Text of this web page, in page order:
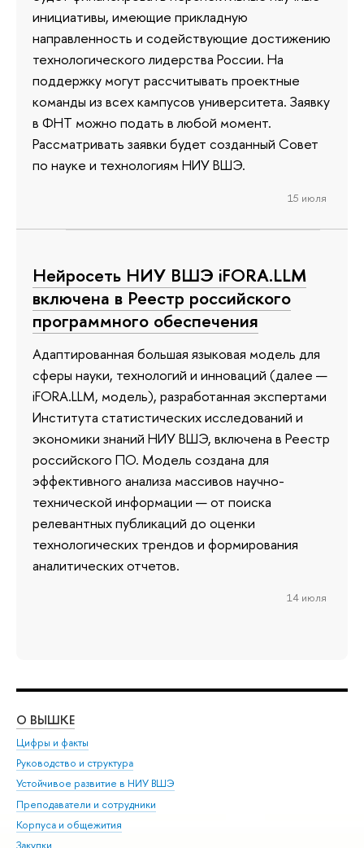
инициативы, имеющие прикладную
направленность и содействующие достижению
технологического лидерства России. На
поддержку могут рассчитывать проектные
команды из всех кампусов университета. Заявку
в ФНТ можно подать в любой момент.
Рассматривать заявки будет созданный Совет
по науке и технологиям НИУ ВШЭ.
15 июля
Нейросеть НИУ ВШЭ iFORA.LLM
включена в Реестр российского
программного обеспечения
Адаптированная большая языковая модель для
сферы науки, технологий и инноваций (далее —
iFORA.LLM, модель), разработанная экспертами
Института статистических исследований и
экономики знаний НИУ ВШЭ, включена в Реестр
российского ПО. Модель создана для
эффективного анализа массивов научно-
технической информации — от поиска
релевантных публикаций до оценки
технологических трендов и формирования
аналитических отчетов.
14 июля
О ВЫШКЕ
Цифры и факты
Руководство и структура
Устойчивое развитие в НИУ ВШЭ
Преподаватели и сотрудники
Корпуса и общежития